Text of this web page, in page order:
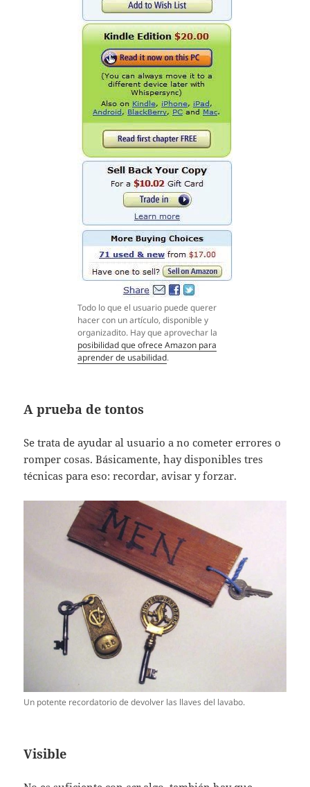
Todo lo que el usuario puede querer
hacer con un artículo, disponible y
organizadito. Hay que aprovechar la
posibilidad que ofrece Amazon para
aprender de usabilidad.
A prueba de tontos
Se trata de ayudar al usuario a no cometer errores o
romper cosas. Básicamente, hay disponibles tres
técnicas para eso: recordar, avisar y forzar.
Un potente recordatorio de devolver las llaves del lavabo.
Visible